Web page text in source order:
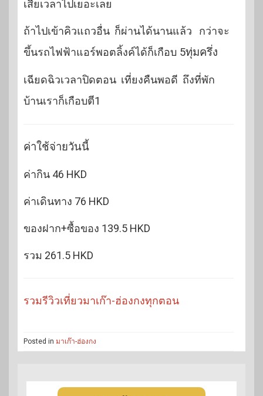
เสียเวลาไปเยอะเลย
ถ้าไปเข้าคิวแถวอื่น ก็ผ่านได้นานแล้ว กว่าจะ
ขึ้นรถไฟฟ้าแอร์พอตลิ้งค์ได้ก็เกือบ 5ทุ่มครึ่ง
เฉียดฉิวเวลาปิดตอน เที่ยงคืนพอดี ถึงที่พัก
บ้านเราก็เกือบตี1
ค่าใช้จ่ายวันนี้
ค่ากิน 46 HKD
ค่าเดินทาง 76 HKD
ของฝาก+ซื้อของ 139.5 HKD
รวม 261.5 HKD
รวมรีวิวเที่ยวมาเก๊า-ฮ่องกงทุกตอน
Posted in มาเก๊า-ฮ่องกง